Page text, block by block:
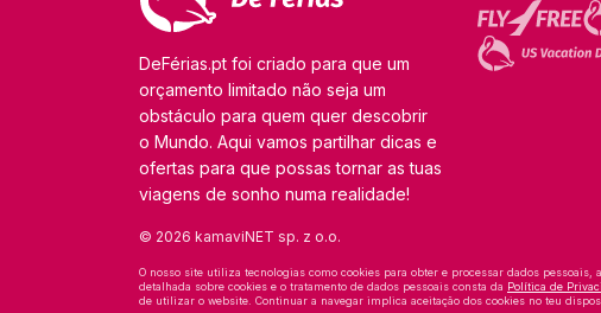
DeFérias.pt foi criado para que um
orçamento limitado não seja um
obstáculo para quem quer descobrir
o Mundo. Aqui vamos partilhar dicas e
ofertas para que possas tornar as tuas
viagens de sonho numa realidade!
© 2026 kamaviNET sp. z o.o.
O nosso site utiliza tecnologias como cookies para obter e processar dados
detalhada sobre cookies e o tratamento de dados pessoais consta da Política de
de utilizar o website. Continuar a navegar implica aceitação dos cookies no teu